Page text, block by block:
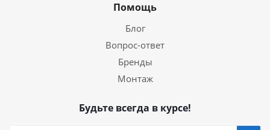
Помощь
Блог
Вопрос-ответ
Бренды
Монтаж
Будьте всегда в курсе!